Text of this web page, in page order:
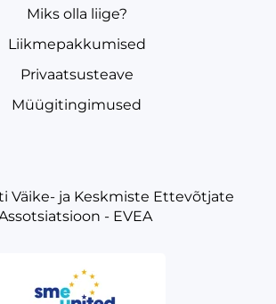
Miks olla liige?
Liikmepakkumised
Privaatsusteave
Müügitingimused
Väike- ja Keskmiste Ettevõtjate
- EVEA